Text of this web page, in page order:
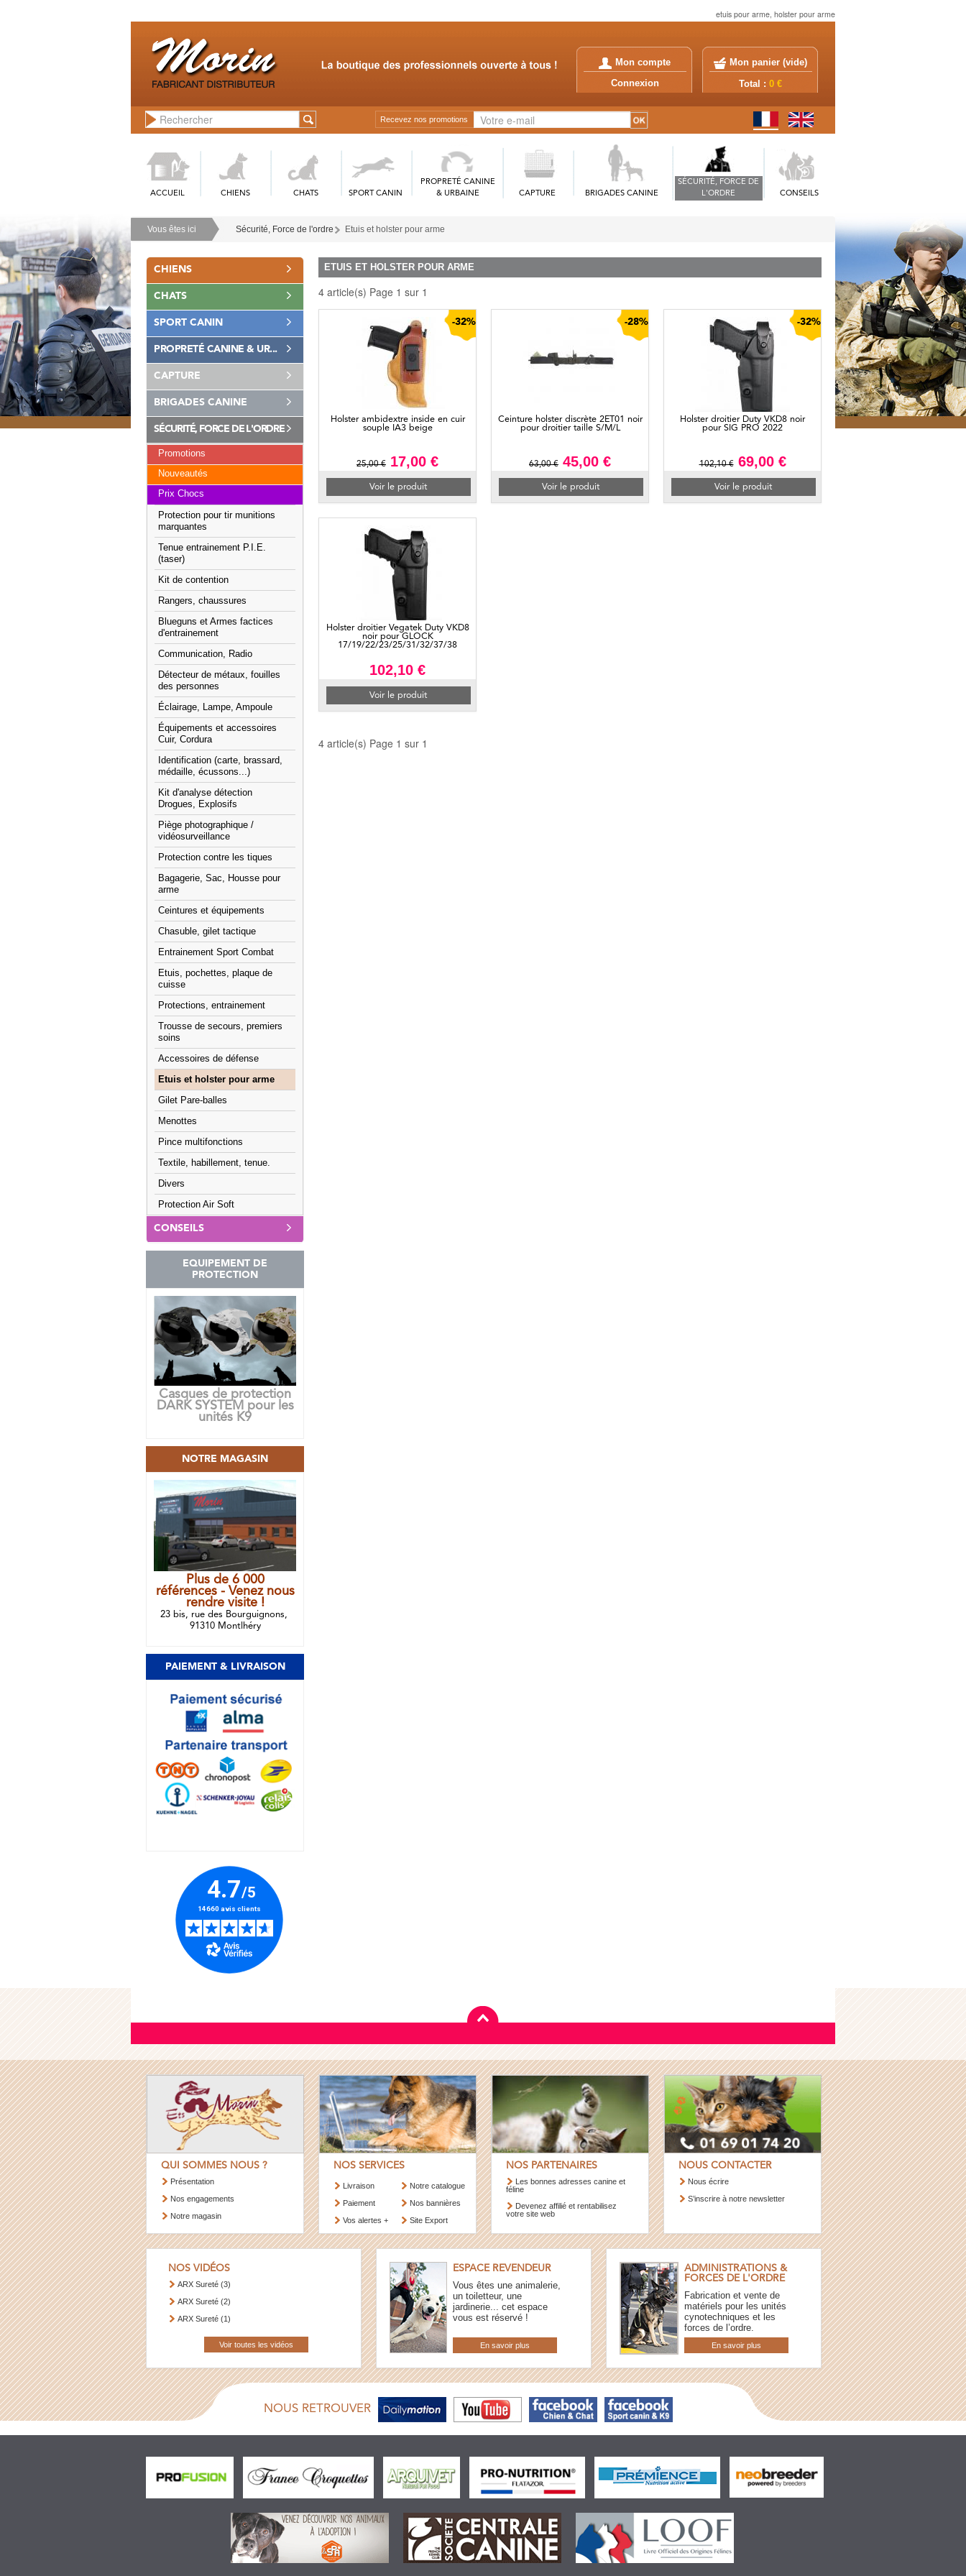
etuis pour arme, holster pour arme
Mon compte
Connexion
Mon panier (vide)
Total : 0 €
Recevez nos promotions
ACCUEIL CHIENS CHATS SPORT CANIN
PROPRETÉ CANINE
& URBAINE
CAPTURE BRIGADES CANINE
SÉCURITÉ, FORCE DE
L'ORDRE
CONSEILS
Vous êtes ici Sécurité, Force de l'ordre Etuis et holster pour arme
CHIENS
CHATS
SPORT CANIN
PROPRETÉ CANINE & UR...
CAPTURE
BRIGADES CANINE
SÉCURITÉ, FORCE DE L'ORDRE
Promotions
Nouveautés
Prix Chocs
Protection pour tir munitions
marquantes
Tenue entrainement P.I.E.
(taser)
Kit de contention
Rangers, chaussures
Blueguns et Armes factices
d'entrainement
Communication, Radio
Détecteur de métaux, fouilles
des personnes
Éclairage, Lampe, Ampoule
Équipements et accessoires
Cuir, Cordura
Identification (carte, brassard,
médaille, écussons...)
Kit d'analyse détection
Drogues, Explosifs
Piège photographique /
vidéosurveillance
Protection contre les tiques
Bagagerie, Sac, Housse pour
arme
Ceintures et équipements
Chasuble, gilet tactique
Entrainement Sport Combat
Etuis, pochettes, plaque de
cuisse
Protections, entrainement
Trousse de secours, premiers
soins
Accessoires de défense
Etuis et holster pour arme
Gilet Pare-balles
Menottes
Pince multifonctions
Textile, habillement, tenue.
Divers
Protection Air Soft
CONSEILS
EQUIPEMENT DE
PROTECTION
Casques de protection
DARK SYSTEM pour les
unités K9
NOTRE MAGASIN
Plus de 6 000
références - Venez nous
rendre visite !
23 bis, rue des Bourguignons,
91310 Montlhéry
PAIEMENT & LIVRAISON
ETUIS ET HOLSTER POUR ARME
4 article(s) Page 1 sur 1
-32%
Holster ambidextre inside en cuir
souple IA3 beige
25,00 € 17,00 €
Voir le produit
-28%
Ceinture holster discrète 2ET01 noir
pour droitier taille S/M/L
63,00 € 45,00 €
Voir le produit
-32%
Holster droitier Duty VKD8 noir
pour SIG PRO 2022
102,10 €69,00 €
Voir le produit
Holster droitier Vegatek Duty VKD8
noir pour GLOCK
17/19/22/23/25/31/32/37/38
102,10 €
Voir le produit
4 article(s) Page 1 sur 1
QUI SOMMES NOUS ?
Présentation
Nos engagements
Notre magasin
NOS SERVICES
Livraison
Paiement
Vos alertes +
Notre catalogue
Nos bannières
Site Export
NOS PARTENAIRES
Les bonnes adresses canine et
féline
Devenez affilié et rentabilisez
votre site web
NOUS CONTACTER
Nous écrire
S’inscrire à notre newsletter
NOS VIDÉOS
ARX Sureté (3)
ARX Sureté (2)
ARX Sureté (1)
Voir toutes les vidéos
ESPACE REVENDEUR
Vous êtes une animalerie,
un toiletteur, une
jardinerie... cet espace
vous est réservé !
En savoir plus
ADMINISTRATIONS &
FORCES DE L'ORDRE
Fabrication et vente de
matériels pour les unités
cynotechniques et les
forces de l’ordre.
En savoir plus
NOUS RETROUVER